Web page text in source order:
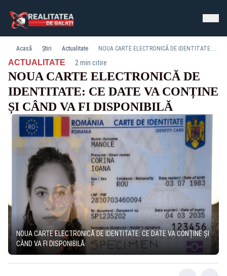
Acasă Știri Actualitate NOUA CARTE ELECTRONICĂ DE IDENTITATE: CE DATE VA CONȚINE ȘI CÂND VA FI DISPONIBILĂ
ACTUALITATE· 2 min citire
NOUA CARTE ELECTRONICĂ DE
IDENTITATE: CE DATE VA CONȚINE
ȘI CÂND VA FI DISPONIBILĂ
NOUA CARTE ELECTRONICĂ DE IDENTITATE: CE DATE VA CONȚINE ȘI
CÂND VA FI DISPONIBILĂ